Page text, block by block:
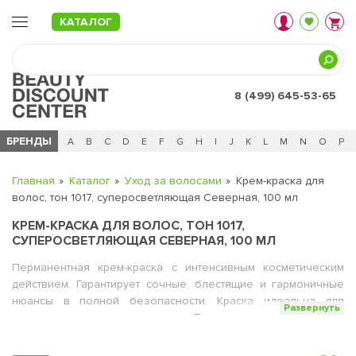
КАТАЛОГ
8 (499) 645-53-65
БРЕНДЫ
Ч 0 - 9 A B C D E F G H I J K L M N O P
Главная Каталог Уход за волосами
Крем-краска для
волос, тон 1017, суперосветляющая Северная, 100 мл
КРЕМ-КРАСКА ДЛЯ ВОЛОС, ТОН 1017,
СУПЕРОСВЕТЛЯЮЩАЯ СЕВЕРНАЯ, 100 МЛ
Перманентная крем-краска с интенсивным косметическим
действием. Гарантирует сочные, блестящие и гармоничные
нюансы в полной безопасности. Краска идеальна для
закрашивания седых волос. Благодаря своей мягкой
Развернуть